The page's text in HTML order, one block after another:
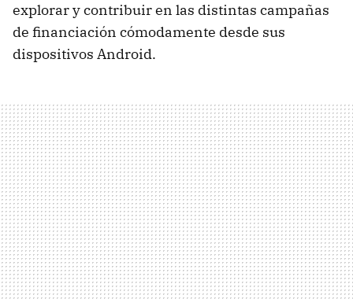
explorar y contribuir en las distintas campañas
de financiación cómodamente desde sus
dispositivos Android.